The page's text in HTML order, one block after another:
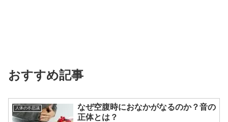
おすすめ記事
人体の不思議
なぜ空腹時におなかがなるのか？音の
正体とは？